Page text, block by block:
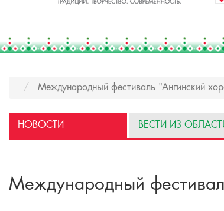
Международный фестиваль "Ангинский
НОВОСТИ ВЕСТИ ИЗ
Международный